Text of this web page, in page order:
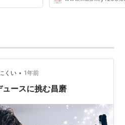
くい • 1年前
ースに挑む昌磨